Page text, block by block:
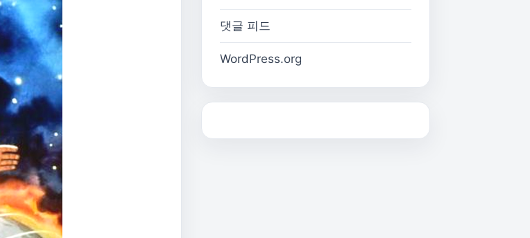
댓글 피드
WordPress.org